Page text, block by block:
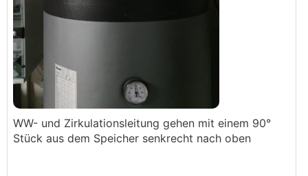
WW- und Zirkulationsleitung gehen mit einem 90°
Stück aus dem Speicher senkrecht nach oben